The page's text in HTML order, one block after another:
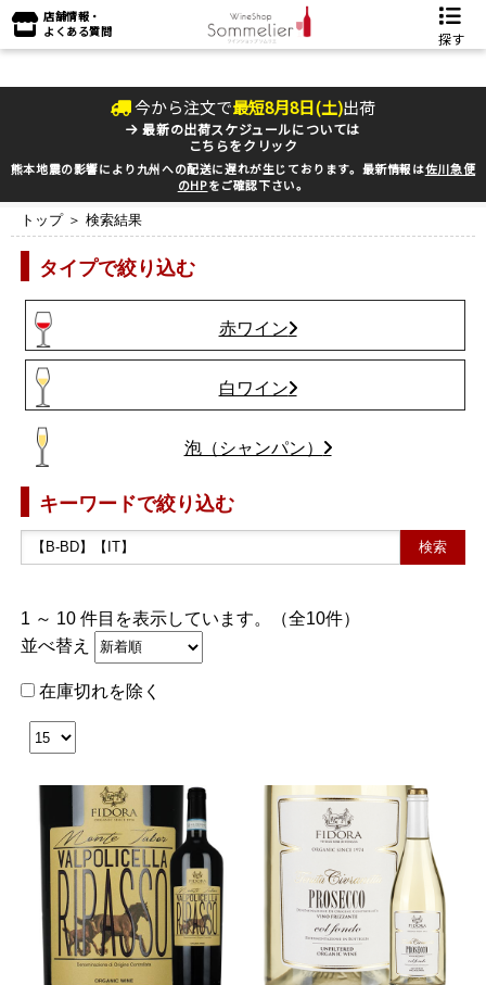
店舗情報・
よくある質問
探す
今から注文で最短8月8日(土)出荷
最新の出荷スケジュールについては
こちらをクリック
熊本地震の影響により九州への配送に遅れが生じております。最新情報は佐川急便
のHPをご確認下さい。
トップ ＞ 検索結果
タイプで絞り込む
赤ワイン
白ワイン
泡（シャンパン）
キーワードで絞り込む
1 ～ 10 件目を表示しています。（全10件）
並べ替え
在庫切れを除く